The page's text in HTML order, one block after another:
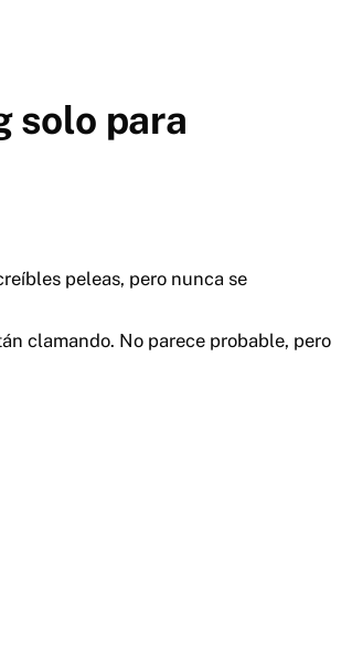
solo para
peleas, pero nunca se
clamando. No parece probable, pero